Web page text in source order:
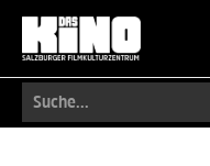
Suche...